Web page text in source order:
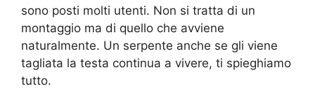
sono posti molti utenti. Non si tratta di un
montaggio ma di quello che avviene
naturalmente. Un serpente anche se gli viene
tagliata la testa continua a vivere, ti spieghiamo
tutto.